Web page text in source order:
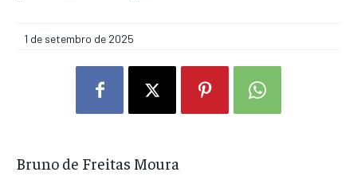
1 de setembro de 2025
Bruno de Freitas Moura